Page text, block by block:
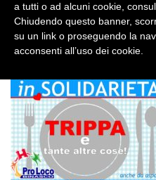
28 GEN, 2020
festa paese bozza
a tutti o ad alcuni cookie,
Chiudendo questo banner,
su un link o proseguendo la
acconsenti all’uso dei cookie.